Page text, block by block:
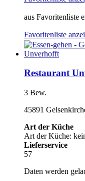
aus Favoritenliste
Favoritenliste
Restaurant
3 Bew.
45891
Art der Küche
Art der Küche:
Lieferservice
57
Daten werden